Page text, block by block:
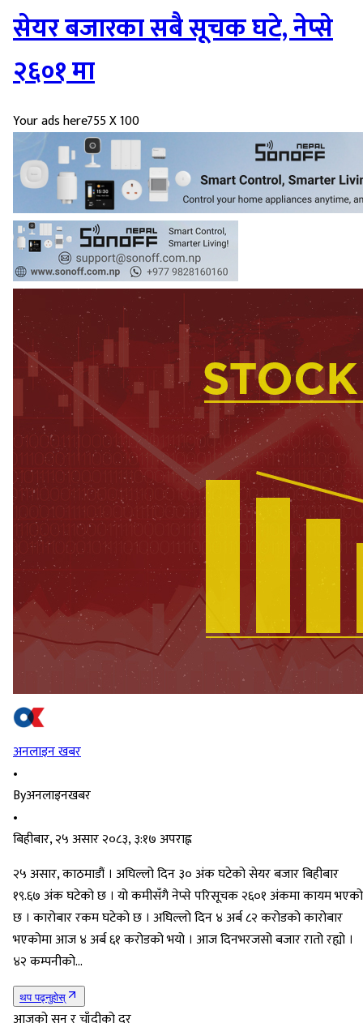
सेयर बजारका सबै सूचक घटे, नेप्से
२६०१ मा
Your ads here755 X 100
अनलाइन खबर
•
Byअनलाइनखबर
•
बिहीबार, २५ असार २०८३, ३:१७ अपराह्न
२५ असार, काठमाडौं । अघिल्लो दिन ३० अंक घटेको सेयर बजार बिहीबार
१९.६७ अंक घटेको छ । यो कमीसँगै नेप्से परिसूचक २६०१ अंकमा कायम भएको
छ । कारोबार रकम घटेको छ । अघिल्लो दिन ४ अर्ब ८२ करोडको कारोबार
भएकोमा आज ४ अर्ब ६१ करोडको भयो । आज दिनभरजसो बजार रातो रह्यो ।
४२ कम्पनीको…
थप पढ्नुहोस्